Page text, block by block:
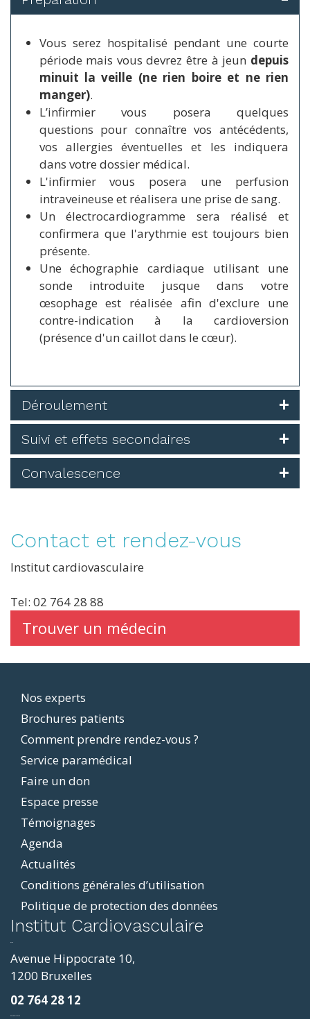
Vous serez hospitalisé pendant une courte
période mais vous devrez être à jeun depuis
minuit la veille (ne rien boire et ne rien
manger).
L’infirmier vous posera quelques
questions pour connaître vos antécédents,
vos allergies éventuelles et les indiquera
dans votre dossier médical.
L'infirmier vous posera une perfusion
intraveineuse et réalisera une prise de sang.
Un électrocardiogramme sera réalisé et
confirmera que l'arythmie est toujours bien
présente.
Une échographie cardiaque utilisant une
sonde introduite jusque dans votre
œsophage est réalisée afin d'exclure une
contre-indication à la cardioversion
(présence d'un caillot dans le cœur).
Déroulement
Suivi et effets secondaires
Convalescence
Contact et rendez-vous
Institut cardiovasculaire
Tel: 02 764 28 88
Trouver un médecin
Footer
menu
Nos experts
Brochures patients
Comment prendre rendez-vous ?
Service paramédical
Faire un don
Espace presse
Témoignages
Agenda
Actualités
Conditions générales d’utilisation
Politique de protection des données
Institut Cardiovasculaire
Avenue Hippocrate 10,
1200 Bruxelles
02 764 28 12